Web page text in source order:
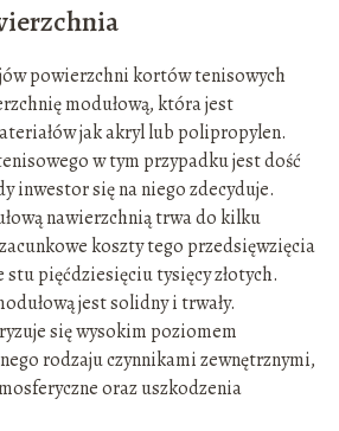
powierzchni kortów tenisowych
modułową, która jest
jak akryl lub polipropylen.
w tym przypadku jest dość
inwestor się na niego zdecyduje.
nawierzchnią trwa do kilku
koszty tego przedsięwzięcia
stu pięćdziesięciu tysięcy złotych.
jest solidny i trwały.
się wysokim poziomem
rodzaju czynnikami zewnętrznymi,
oraz uszkodzenia